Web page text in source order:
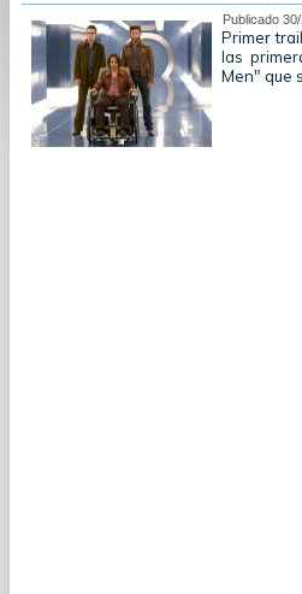
Publicado
Primer
las
Men" que